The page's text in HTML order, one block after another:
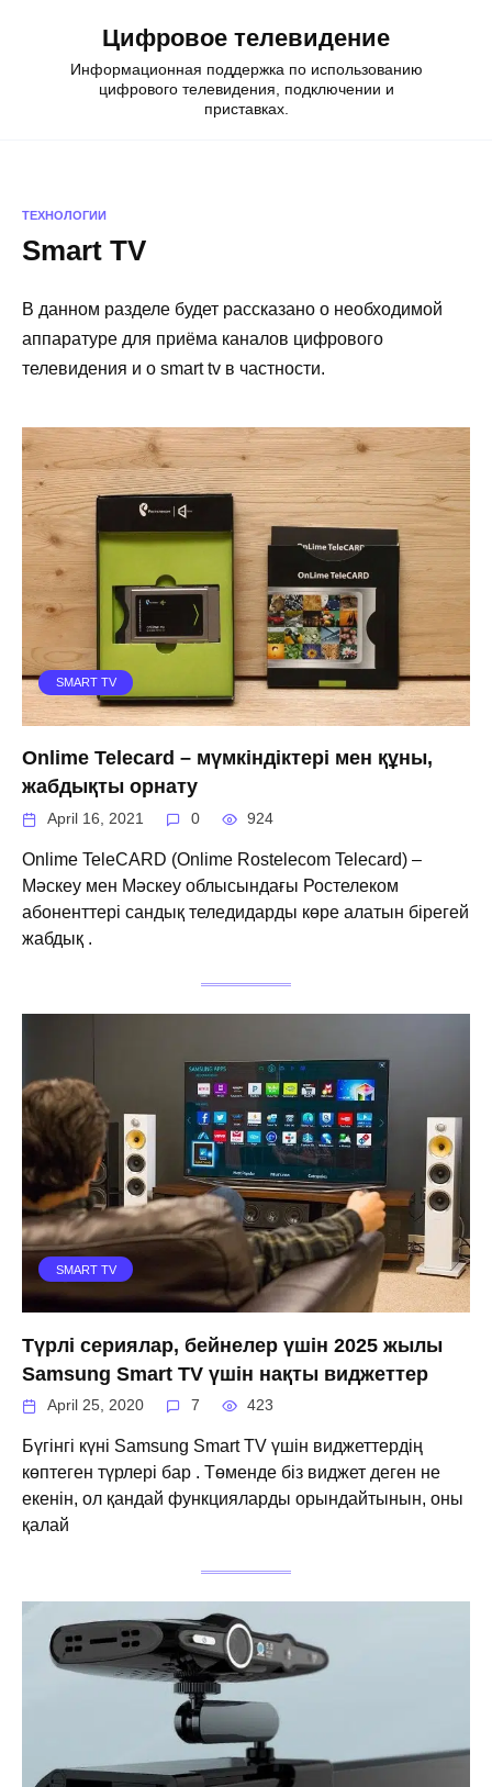
Цифровое телевидение
Информационная поддержка по использованию
цифрового телевидения, подключении и
приставках.
ТЕХНОЛОГИИ
Smart TV
В данном разделе будет рассказано о необходимой
аппаратуре для приёма каналов цифрового
телевидения и о smart tv в частности.
SMART TV
Onlime Telecard – мүмкіндіктері мен құны,
жабдықты орнату
April 16, 2021 0 924
Onlime TeleCARD (Onlime Rostelecom Telecard) –
Мәскеу мен Мәскеу облысындағы Ростелеком
абоненттері сандық теледидарды көре алатын бірегей
жабдық .
SMART TV
Түрлі сериялар, бейнелер үшін 2025 жылы
Samsung Smart TV үшін нақты виджеттер
April 25, 2020 7 423
Бүгінгі күні Samsung Smart TV үшін виджеттердің
көптеген түрлері бар . Төменде біз виджет деген не
екенін, ол қандай функцияларды орындайтынын, оны
қалай